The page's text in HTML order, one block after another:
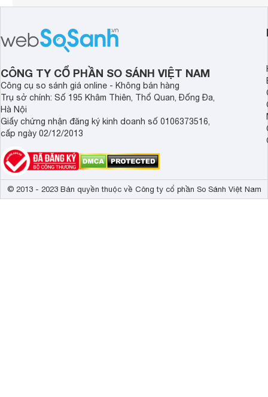
CÔNG TY CỔ PHẦN SO SÁNH VIỆT NAM
Công cụ so sánh giá online - Không bán hàng
Trụ sở chính: Số 195 Khâm Thiên, Thổ Quan, Đống Đa,
Hà Nội
Giấy chứng nhận đăng ký kinh doanh số 0106373516,
cấp ngày 02/12/2013
© 2013 - 2023 Bản quyền thuộc về Công ty cổ phần So Sánh Việt Nam